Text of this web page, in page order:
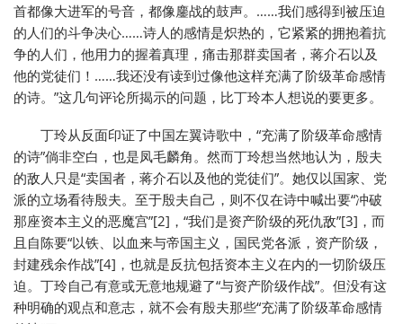
首都像大进军的号音，都像鏖战的鼓声。……我们感得到被压迫
的人们的斗争决心……诗人的感情是炽热的，它紧紧的拥抱着抗
争的人们，他用力的握着真理，痛击那群卖国者，蒋介石以及
他的党徒们！……我还没有读到过像他这样充满了阶级革命感情
的诗。”这几句评论所揭示的问题，比丁玲本人想说的要更多。
丁玲从反面印证了中国左翼诗歌中，“充满了阶级革命感情
的诗”倘非空白，也是凤毛麟角。然而丁玲想当然地认为，殷夫
的敌人只是“卖国者，蒋介石以及他的党徒们”。她仅以国家、党
派的立场看待殷夫。至于殷夫自己，则不仅在诗中喊出要“冲破
那座资本主义的恶魔宫”[2]，“我们是资产阶级的死仇敌”[3]，而
且自陈要“以铁、以血来与帝国主义，国民党各派，资产阶级，
封建残余作战”[4]，也就是反抗包括资本主义在内的一切阶级压
迫。丁玲自己有意或无意地规避了“与资产阶级作战”。但没有这
种明确的观点和意志，就不会有殷夫那些“充满了阶级革命感情